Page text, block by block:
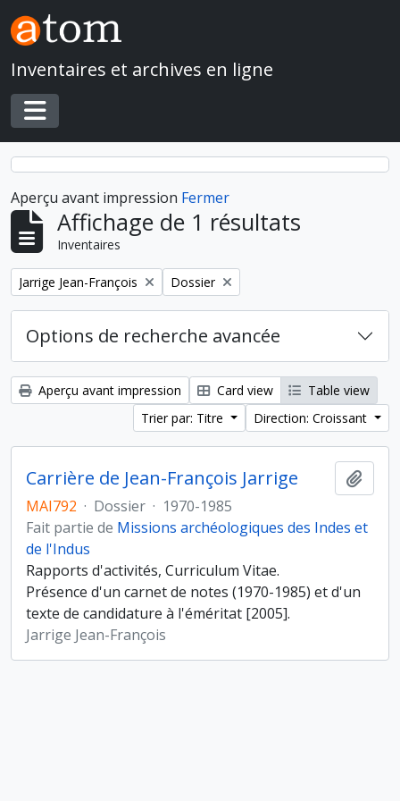
Skip to main content
Inventaires et archives en ligne
Toggle navigation
Aperçu avant impression Fermer
Affichage de 1 résultats
Inventaires
Remove filter:
Jarrige Jean-François Remove filter:
Dossier
Options de recherche avancée
Aperçu avant impression Card view
Table view
Trier par: Titre
Direction: Croissant
Carrière de Jean-François Jarrige
MAI792 · Dossier · 1970-1985
Fait partie de Missions archéologiques des Indes et
de l'Indus
Rapports d'activités, Curriculum Vitae.
Présence d'un carnet de notes (1970-1985) et d'un
texte de candidature à l'éméritat [2005].
Jarrige Jean-François